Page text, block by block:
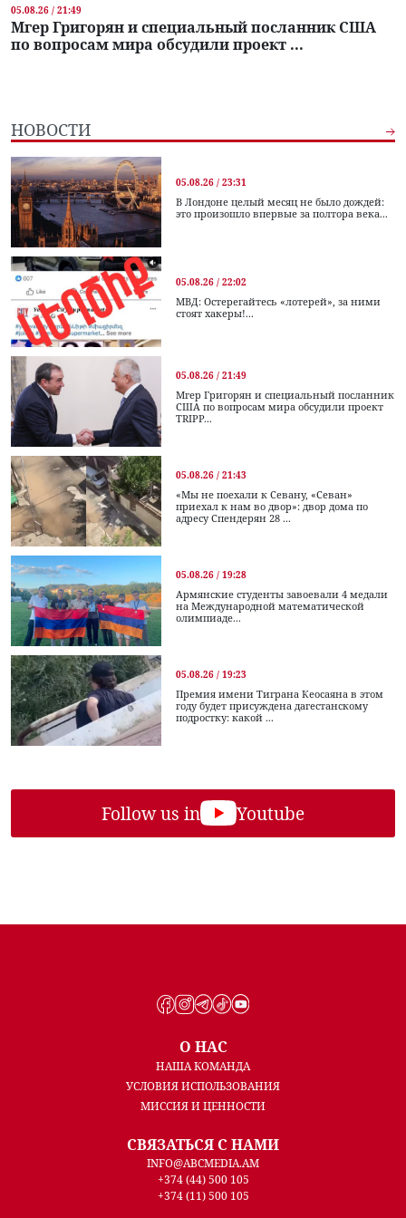
05.08.26 / 21:49
Мгер Григорян и специальный посланник США
по вопросам мира обсудили проект ...
НОВОСТИ
05.08.26 / 23:31
В Лондоне целый месяц не было дождей:
это произошло впервые за полтора века...
05.08.26 / 22:02
МВД: Остерегайтесь «лотерей», за ними
стоят хакеры!...
05.08.26 / 21:49
Мгер Григорян и специальный посланник
США по вопросам мира обсудили проект
TRIPP...
05.08.26 / 21:43
«Мы не поехали к Севану, «Севан»
приехал к нам во двор»: двор дома по
адресу Спендерян 28 ...
05.08.26 / 19:28
Армянские студенты завоевали 4 медали
на Международной математической
олимпиаде...
05.08.26 / 19:23
Премия имени Тиграна Кеосаяна в этом
году будет присуждена дагестанскому
подростку: какой ...
Follow us in Youtube
О НАС
НАША КОМАНДА
УСЛОВИЯ ИСПОЛЬЗОВАНИЯ
МИССИЯ И ЦЕННОСТИ
СВЯЗАТЬСЯ С НАМИ
INFO@ABCMEDIA.AM
+374 (44) 500 105
+374 (11) 500 105